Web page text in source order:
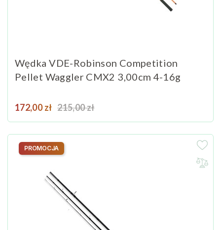
Wędka VDE-Robinson Competition
Pellet Waggler CMX2 3,00cm 4-16g
Cena
172,00 zł Cena podstawowa
215,00 zł
PROMOCJA